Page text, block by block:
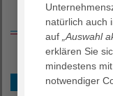
natürlich auch
auf „Auswahl
erklären Sie
mindestens
notwendiger